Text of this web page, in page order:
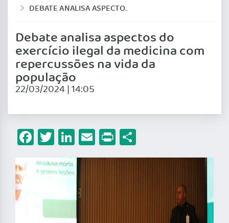
DEBATE ANALISA ASPECTOS DO EXERCÍCIO ILEGAL DA MEDICINA COM REPERCUSSÕES NA VIDA DA POPULAÇÃO
Debate analisa aspectos do
exercício ilegal da medicina com
repercussões na vida da
população
22/03/2024 | 14:05
Facebook
Twitter
LinkedIn
Email
Print